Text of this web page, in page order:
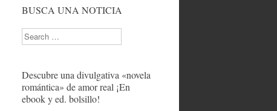
BUSCA UNA NOTICIA
Search
Descubre una divulgativa «novela
romántica» de amor real ¡En
ebook y ed. bolsillo!